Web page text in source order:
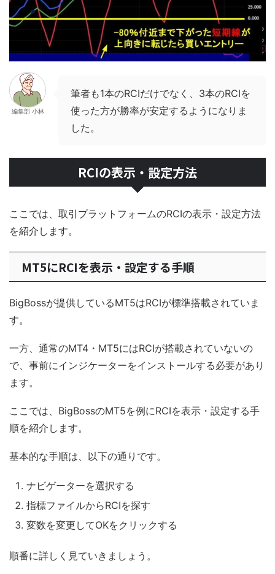
編集部 小林
筆者も1本のRCIだけでなく、3本のRCIを
使った方が勝率が安定するようになりま
した。
RCIの表示・設定方法
ここでは、取引プラットフォームのRCIの表示・設定方法
を紹介します。
MT5にRCIを表示・設定する手順
BigBossが提供しているMT5はRCIが標準搭載されていま
す。
一方、通常のMT4・MT5にはRCIが搭載されていないの
で、事前にインジケーターをインストールする必要があり
ます。
ここでは、BigBossのMT5を例にRCIを表示・設定する手
順を紹介します。
基本的な手順は、以下の通りです。
ナビゲーターを選択する
指標ファイルからRCIを探す
変数を変更してOKをクリックする
順番に詳しく見ていきましょう。